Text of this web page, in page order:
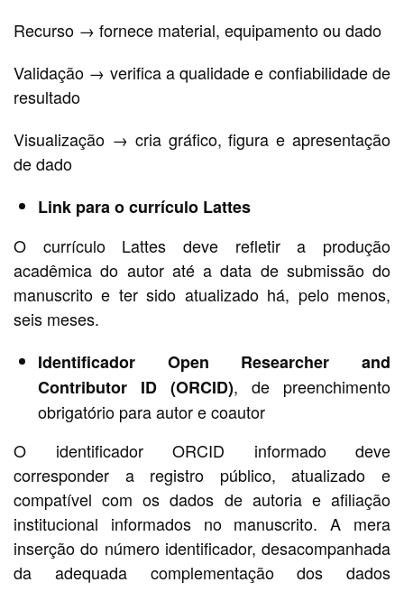
Recurso → fornece material, equipamento ou dado
Validação → verifica a qualidade e confiabilidade de
resultado
Visualização → cria gráfico, figura e apresentação
de dado
Link para o currículo Lattes
O currículo Lattes deve refletir a produção
acadêmica do autor até a data de submissão do
manuscrito e ter sido atualizado há, pelo menos,
seis meses.
Identificador Open Researcher and
Contributor ID (ORCID), de preenchimento
obrigatório para autor e coautor
O identificador ORCID informado deve
corresponder a registro público, atualizado e
compatível com os dados de autoria e afiliação
institucional informados no manuscrito. A mera
inserção do número identificador, desacompanhada
da adequada complementação dos dados